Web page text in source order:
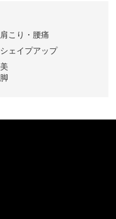
肩こり・腰痛
シェイプアップ
美